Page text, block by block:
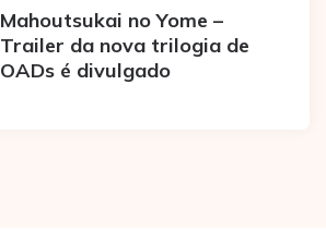
Mahoutsukai no Yome –
Trailer da nova trilogia de
OADs é divulgado